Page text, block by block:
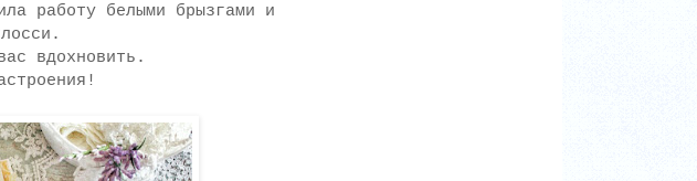
работу белыми брызгами и
вдохновить.